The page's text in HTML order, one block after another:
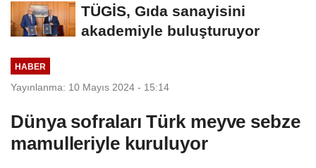
TÜGİS, Gıda sanayisini
akademiyle buluşturuyor
HABER
Yayınlanma: 10 Mayıs 2024 - 15:14
Dünya sofraları Türk meyve sebze
mamulleriyle kuruluyor